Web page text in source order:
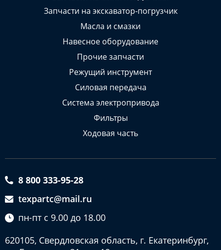
Запчасти на экскаватор-погрузчик
Масла и смазки
Навесное оборудование
Прочие запчасти
Режущий инструмент
Силовая передача
Система электропривода
Фильтры
Ходовая часть
8 800 333-95-28
texpartc@mail.ru
пн-пт с 9.00 до 18.00
620105, Свердловская область, г. Екатеринбург,